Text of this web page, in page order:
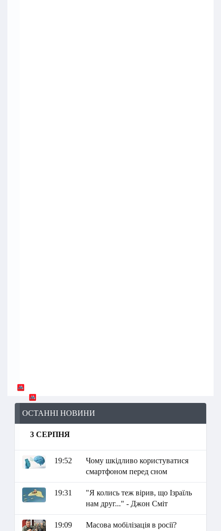
ОСТАННІ НОВИНИ
3 СЕРПНЯ
19:52
Чому шкідливо користуватися
смартфоном перед сном
19:31
"Я колись теж вірив, що Ізраїль
нам друг..." - Джон Сміт
19:09
Масова мобілізація в росії?